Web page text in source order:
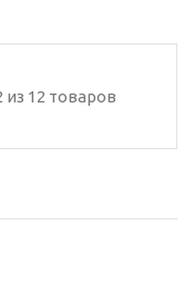
из 12 товаров